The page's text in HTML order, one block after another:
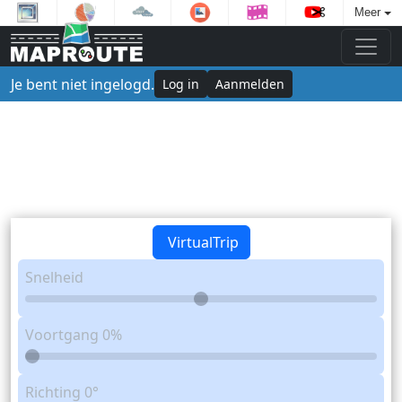
Meer
Je bent niet ingelogd. Log in Aanmelden
VirtualTrip
Snelheid
Voortgang 0%
Richting 0°